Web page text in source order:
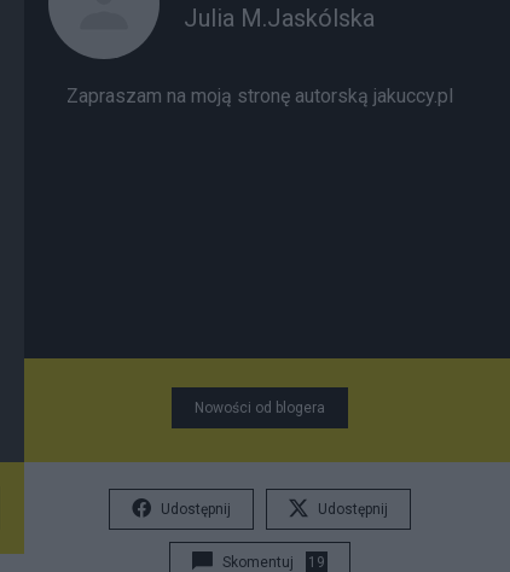
Julia M.Jaskólska
Zapraszam na moją stronę autorską jakuccy.pl
Nowości od blogera
Udostępnij Udostępnij
Skomentuj 19